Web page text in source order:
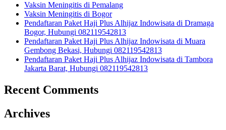
Vaksin Meningitis di Pemalang
Vaksin Meningitis di Bogor
Pendaftaran Paket Haji Plus Alhijaz Indowisata di Dramaga
Bogor, Hubungi 082119542813
Pendaftaran Paket Haji Plus Alhijaz Indowisata di Muara
Gembong Bekasi, Hubungi 082119542813
Pendaftaran Paket Haji Plus Alhijaz Indowisata di Tambora
Jakarta Barat, Hubungi 082119542813
Recent Comments
Archives